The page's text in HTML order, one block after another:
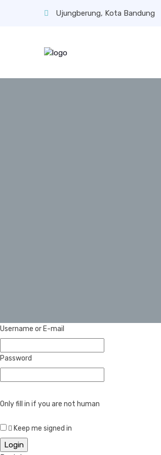
Ujungberung, Kota Bandung
Username or E-mail
Password
Only fill in if you are not human
Keep me signed in